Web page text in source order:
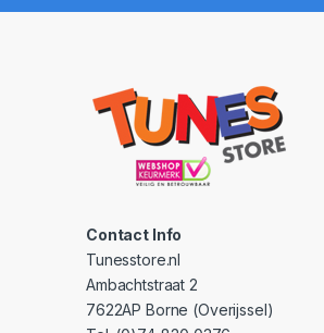
Contact Info
Tunesstore.nl
Ambachtstraat 2
7622AP Borne (Overijssel)